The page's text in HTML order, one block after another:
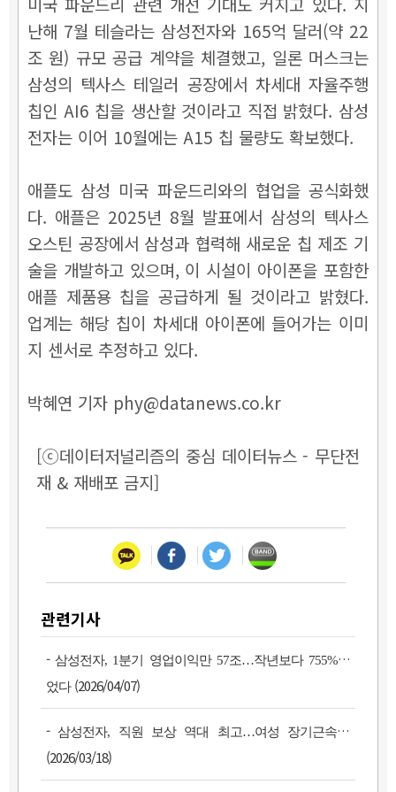
난해 7월 테슬라는 삼성전자와 165억 달러(약 22
조 원) 규모 공급 계약을 체결했고, 일론 머스크는
삼성의 텍사스 테일러 공장에서 차세대 자율주행
칩인 AI6 칩을 생산할 것이라고 직접 밝혔다. 삼성
전자는 이어 10월에는 A15 칩 물량도 확보했다.
애플도 삼성 미국 파운드리와의 협업을 공식화했
다. 애플은 2025년 8월 발표에서 삼성의 텍사스
오스틴 공장에서 삼성과 협력해 새로운 칩 제조 기
술을 개발하고 있으며, 이 시설이 아이폰을 포함한
애플 제품용 칩을 공급하게 될 것이라고 밝혔다.
업계는 해당 칩이 차세대 아이폰에 들어가는 이미
지 센서로 추정하고 있다.
박혜연 기자 phy@datanews.co.kr
[ⓒ데이터저널리즘의 중심 데이터뉴스 - 무단전
재 & 재배포 금지]
관련기사
-삼성전자, 1분기 영업이익만 57조…작년보다 755% 늘
었다(2026/04/07)
-삼성전자, 직원 보상 역대 최고…여성 장기근속도↑
(2026/03/18)